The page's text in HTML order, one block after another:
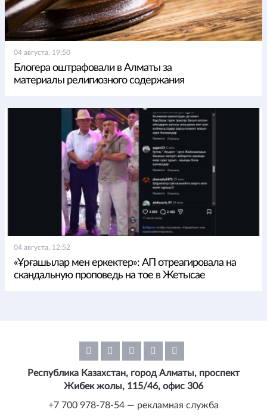
04 августа, 19:50
Блогера оштрафовали в Алматы за
материалы религиозного содержания
04 августа, 12:52
«Ұрғашылар мен еркектер»: АП отреагировала на
скандальную проповедь на тое в Жетысае
Республика Казахстан, город Алматы, проспект
Жибек жолы, 115/46, офис 306
+7 700 978-78-54 — рекламная служба